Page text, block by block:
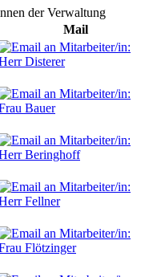
der Verwaltung
Mail